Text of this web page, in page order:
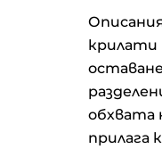
крилати
обхвата
прилага